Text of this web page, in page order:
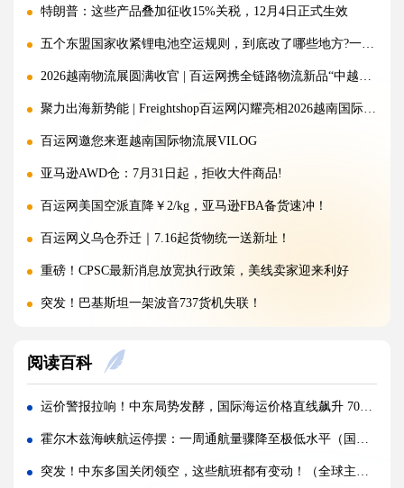
特朗普：这些产品叠加征收15%关税，12月4日正式生效
五个东盟国家收紧锂电池空运规则，到底改了哪些地方?一文讲清!
2026越南物流展圆满收官 | 百运网携全链路物流新品“中越美专线”强势出圈！
聚力出海新势能 | Freightshop百运网闪耀亮相2026越南国际物流展
百运网邀您来逛越南国际物流展VILOG
亚马逊AWD仓：7月31日起，拒收大件商品!
百运网美国空派直降￥2/kg，亚马逊FBA备货速冲！
百运网义乌仓乔迁｜7.16起货物统一送新址！
重磅！CPSC最新消息放宽执行政策，美线卖家迎来利好
突发！巴基斯坦一架波音737货机失联！
海运价格九连涨，外贸企业称一周一涨扛不住!
警报!美国海关连发四道“封杀令”，你的货还能顺利进美国吗?
百运网邀您来上海双年展逛展领钱啦！
百运网端午假期不打烊，各仓收发货安排速看！
阅读百科
运价警报拉响！中东局势发酵，国际海运价格直线飙升 70%（跨境电商卖家请注意）
霍尔木兹海峡航运停摆：一周通航量骤降至极低水平（国际海运新闻资讯）
突发！中东多国关闭领空，这些航班都有变动！（全球主要航班调整一览）